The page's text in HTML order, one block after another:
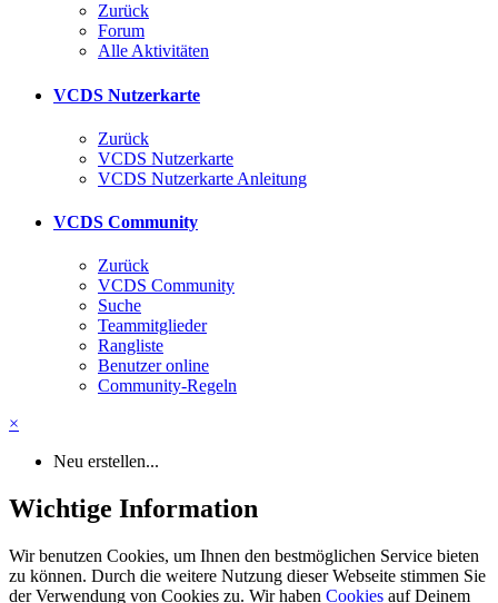
Zurück
Forum
Alle Aktivitäten
VCDS Nutzerkarte
Zurück
VCDS Nutzerkarte
VCDS Nutzerkarte Anleitung
VCDS Community
Zurück
VCDS Community
Suche
Teammitglieder
Rangliste
Benutzer online
Community-Regeln
×
Neu erstellen...
Wichtige Information
Wir benutzen Cookies, um Ihnen den bestmöglichen Service bieten
zu können. Durch die weitere Nutzung dieser Webseite stimmen Sie
der Verwendung von Cookies zu. Wir haben Cookies auf Deinem